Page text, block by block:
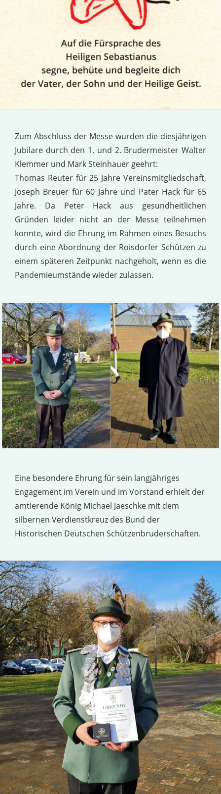
Zum Abschluss der Messe wurden die diesjährigen
Jubilare durch den 1. und 2. Brudermeister Walter
Klemmer und Mark Steinhauer geehrt:
Thomas Reuter für 25 Jahre Vereinsmitgliedschaft,
Joseph Breuer für 60 Jahre und Pater Hack für 65
Jahre. Da Peter Hack aus gesundheitlichen
Gründen leider nicht an der Messe teilnehmen
konnte, wird die Ehrung im Rahmen eines Besuchs
durch eine Abordnung der Roisdorfer Schützen zu
einem späteren Zeitpunkt nachgeholt, wenn es die
Pandemieumstände wieder zulassen.
Eine besondere Ehrung für sein langjähriges
Engagement im Verein und im Vorstand erhielt der
amtierende König Michael Jaeschke mit dem
silbernen Verdienstkreuz des Bund der
Historischen Deutschen Schützenbruderschaften.